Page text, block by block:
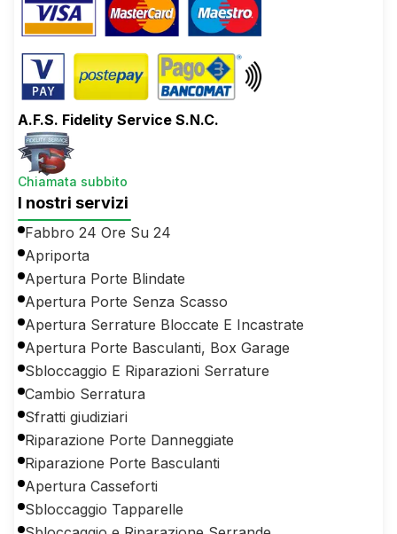
A.F.S. Fidelity Service S.N.C.
Chiamata subbito
I nostri servizi
Fabbro 24 Ore Su 24
Apriporta
Apertura Porte Blindate
Apertura Porte Senza Scasso
Apertura Serrature Bloccate E Incastrate
Apertura Porte Basculanti, Box Garage
Sbloccaggio E Riparazioni Serrature
Cambio Serratura
Sfratti giudiziari
Riparazione Porte Danneggiate
Riparazione Porte Basculanti
Apertura Casseforti
Sbloccaggio Tapparelle